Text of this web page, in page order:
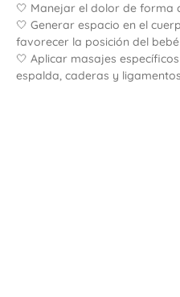
🤍 Manejar el dolor de forma
🤍 Generar espacio en el
favorecer la posición del bebé
🤍 Aplicar masajes
espalda, caderas y ligamentos